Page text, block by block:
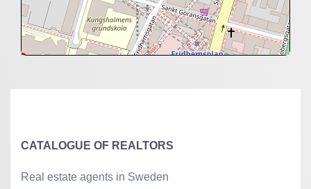
CATALOGUE OF REALTORS
Real estate agents in Sweden